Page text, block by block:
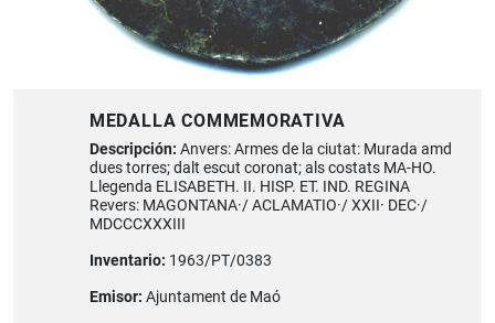
MEDALLA COMMEMORATIVA
Descripción: Anvers: Armes de la ciutat: Murada amd
dues torres; dalt escut coronat; als costats MA-HO.
Llegenda ELISABETH. II. HISP. ET. IND. REGINA
Revers: MAGONTANA·/ ACLAMATIO·/ XXII· DEC·/
MDCCCXXXIII
Inventario: 1963/PT/0383
Emisor: Ajuntament de Maó